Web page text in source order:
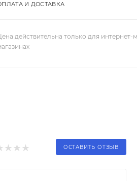
И ДОСТАВКА
действительна только для
ОСТАВИТЬ ОТЗЫВ